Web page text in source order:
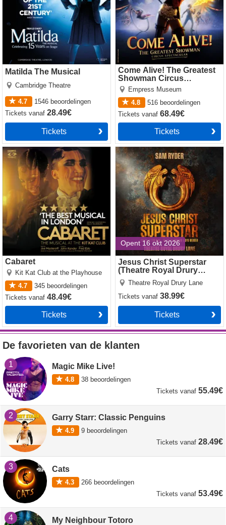
Matilda The Musical
Cambridge Theatre
4.7 1546 beoordelingen
Ticketsvanaf28.49€
Tickets
Come Alive! The Greatest
Showman Circus
Spectacular
Empress Museum
4.8
516 beoordelingen
Ticketsvanaf68.49€
Tickets
Cabaret
Kit Kat Club at the Playhouse
4.7
345 beoordelingen
Ticketsvanaf48.49€
Tickets
Cabaret
Opent 16 okt 2026
Jesus Christ Superstar
(Theatre Royal Drury
Lane)
Theatre Royal Drury Lane
Ticketsvanaf38.99€
Tickets
Jesus Christ Superstar
(Theatre Royal Drury Lane)
De favorieten van de klanten
1 Magic Mike Live!
4.8 38 beoordelingen
Tickets vanaf 55.49€
2 Garry Starr: Classic Penguins
4.9 9 beoordelingen
Tickets vanaf 28.49€
3 Cats
4.3 266 beoordelingen
Tickets vanaf 53.49€
4 My Neighbour Totoro